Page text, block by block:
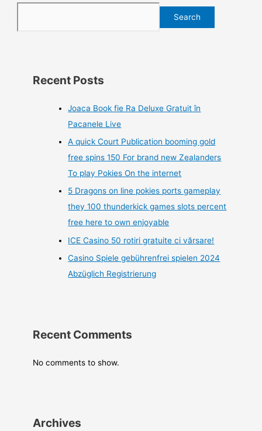
Search
Recent Posts
Joaca Book fie Ra Deluxe Gratuit în
Pacanele Live
A quick Court Publication booming gold
free spins 150 For brand new Zealanders
To play Pokies On the internet
5 Dragons on line pokies ports gameplay
they 100 thunderkick games slots percent
free here to own enjoyable
ICE Casino 50 rotiri gratuite ci vărsare!
Casino Spiele gebührenfrei spielen 2024
Abzüglich Registrierung
Recent Comments
No comments to show.
Archives